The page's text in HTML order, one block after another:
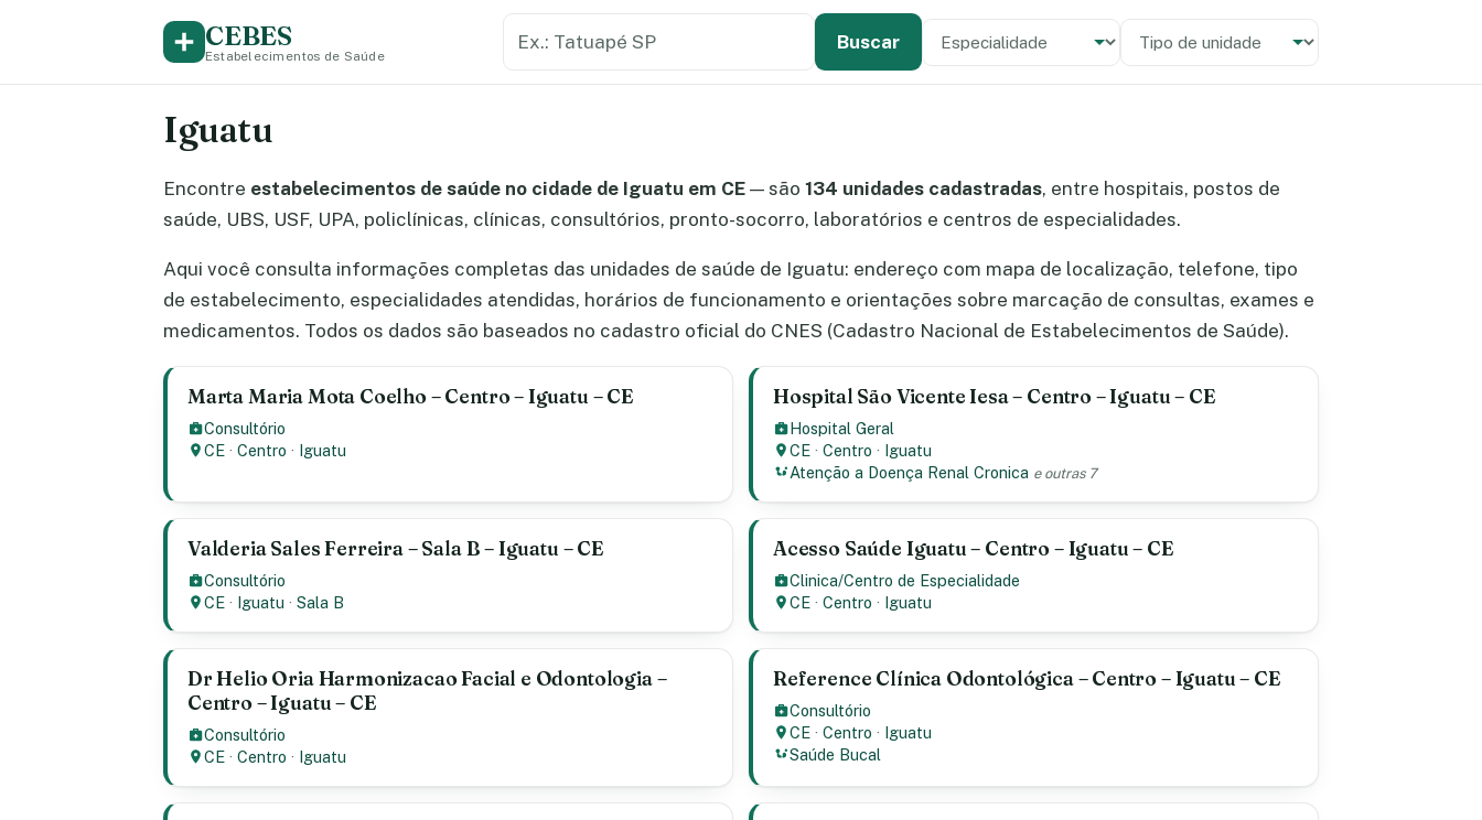
CEBES
Estabelecimentos de Saúde
Buscar Especialidade
Tipo de unidade
Iguatu
Encontre estabelecimentos de saúde no cidade de Iguatu em CE — são 134 unidades cadastradas, entre hospitais, postos de
saúde, UBS, USF, UPA, policlínicas, clínicas, consultórios, pronto-socorro, laboratórios e centros de especialidades.
Aqui você consulta informações completas das unidades de saúde de Iguatu: endereço com mapa de localização, telefone, tipo
de estabelecimento, especialidades atendidas, horários de funcionamento e orientações sobre marcação de consultas, exames e
medicamentos. Todos os dados são baseados no cadastro oficial do CNES (Cadastro Nacional de Estabelecimentos de Saúde).
Marta Maria Mota Coelho – Centro – Iguatu – CE
Consultório
CE ·Centro · Iguatu
Hospital São Vicente Iesa – Centro – Iguatu – CE
Hospital Geral
CE ·Centro · Iguatu
Atenção a Doença Renal Cronica e outras 7
Valderia Sales Ferreira – Sala B – Iguatu – CE
Consultório
CE · Iguatu ·Sala B
Acesso Saúde Iguatu – Centro – Iguatu – CE
Clinica/Centro de Especialidade
CE ·Centro · Iguatu
Dr Helio Oria Harmonizacao Facial e Odontologia –
Centro – Iguatu – CE
Consultório
CE ·Centro · Iguatu
Reference Clínica Odontológica – Centro – Iguatu – CE
Consultório
CE ·Centro · Iguatu
Saúde Bucal